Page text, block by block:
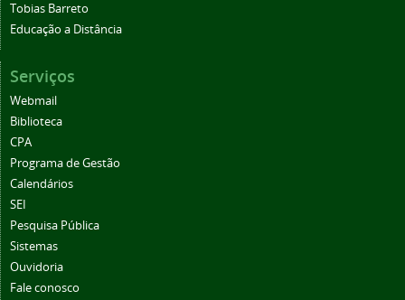
Tobias Barreto
Educação a Distância
Serviços
Webmail
Biblioteca
CPA
Programa de Gestão
Calendários
SEI
Pesquisa Pública
Sistemas
Ouvidoria
Fale conosco